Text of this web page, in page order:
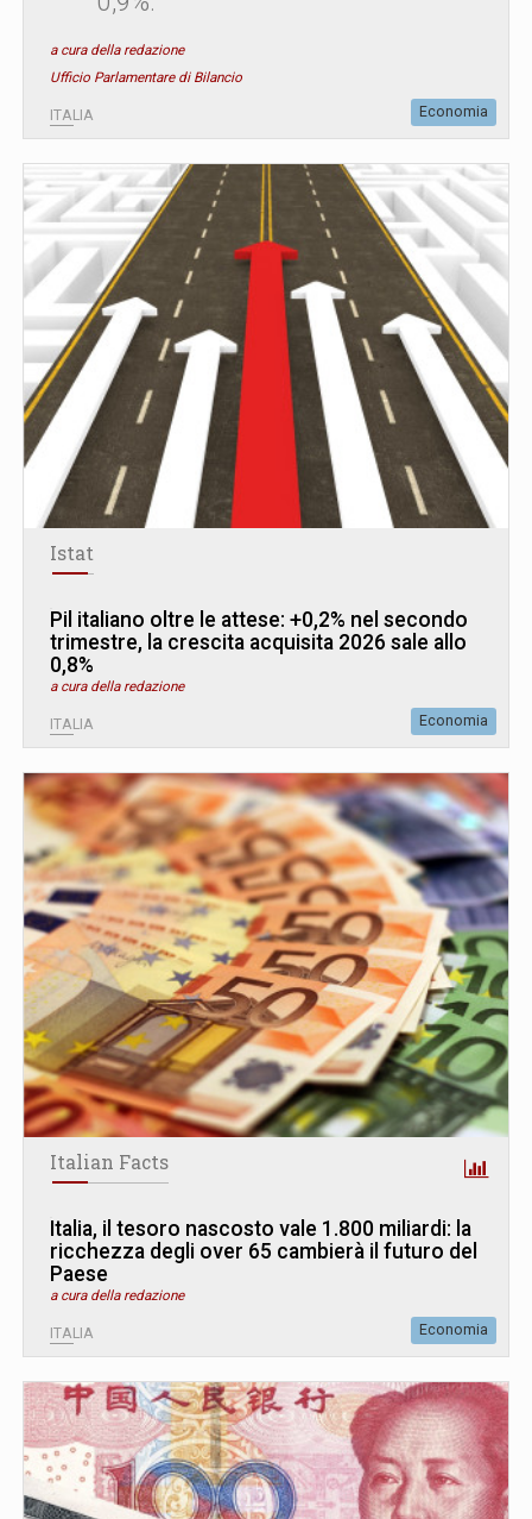
a cura della redazione
Ufficio Parlamentare di Bilancio
ITALIA Economia
Istat
Pil italiano oltre le attese: +0,2% nel secondo
trimestre, la crescita acquisita 2026 sale allo
0,8%
a cura della redazione
ITALIA Economia
Italian Facts
Italia, il tesoro nascosto vale 1.800 miliardi: la
ricchezza degli over 65 cambierà il futuro del
Paese
a cura della redazione
ITALIA Economia